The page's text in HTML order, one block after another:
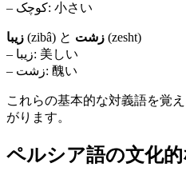
– کوچک: 小さい
زیبا (zibâ) と زشت (zesht)
– زیبا: 美しい
– زشت: 醜い
これらの基本的な対義語を覚
がります。
ペルシア語の文化